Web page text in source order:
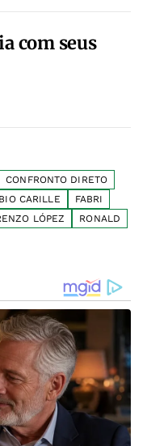
com seus
CONFRONTO DIRETO
CARILLE
FABRI
LÓPEZ
RONALD